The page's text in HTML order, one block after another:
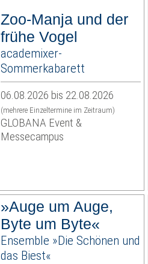
Zoo-Manja und der
frühe Vogel
academixer-
Sommerkabarett
06.08.2026 bis 22.08.2026
(mehrere Einzeltermine im Zeitraum)
GLOBANA Event &
Messecampus
»Auge um Auge,
Byte um Byte«
Ensemble »Die Schönen und
das Biest«